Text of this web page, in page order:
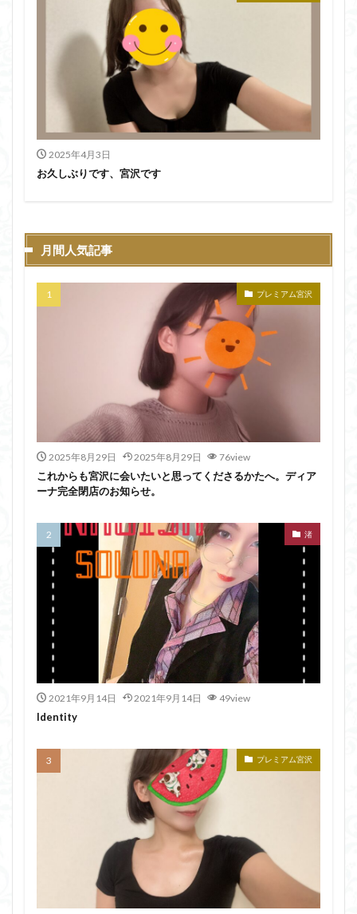
2025年4月3日
お久しぶりです、宮沢です
月間人気記事
プレミアム宮沢
2025年8月29日 2025年8月29日 76view
これからも宮沢に会いたいと思ってくださるかたへ。ディア
ーナ完全閉店のお知らせ。
渚
2021年9月14日 2021年9月14日 49view
Identity
プレミアム宮沢